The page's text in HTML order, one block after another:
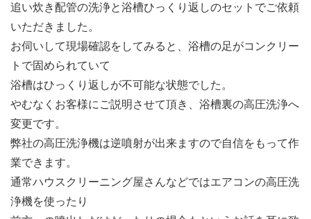
追い炊き配管の洗浄と浴槽ひっくり返しのセットでご依頼
いただきました。
お伺いして現場確認をしてみると、浴槽の足がコンクリー
トで固められていて
浴槽はひっくり返しが不可能な状態でした。
やむなくお客様にご説明させて頂き、浴槽裏の高圧洗浄へ
変更です。
弊社の高圧洗浄機は逆噴射が出来ますので自信をもって作
業できます。
通常ハウスクリーニング屋さんなどではエアコンの高圧洗
浄機を使ったり